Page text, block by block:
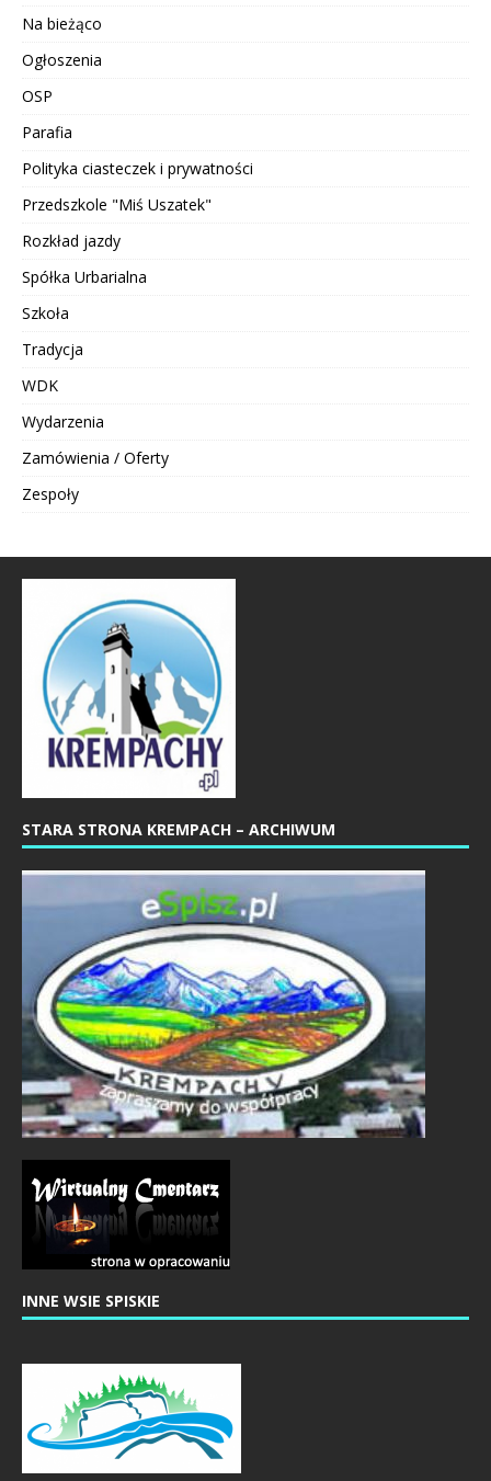
Na bieżąco
Ogłoszenia
OSP
Parafia
Polityka ciasteczek i prywatności
Przedszkole "Miś Uszatek"
Rozkład jazdy
Spółka Urbarialna
Szkoła
Tradycja
WDK
Wydarzenia
Zamówienia / Oferty
Zespoły
STARA STRONA KREMPACH – ARCHIWUM
INNE WSIE SPISKIE